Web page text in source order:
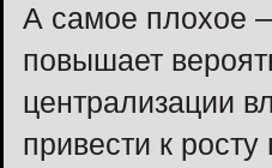
А самое плохое
повышает
централизации
привести к